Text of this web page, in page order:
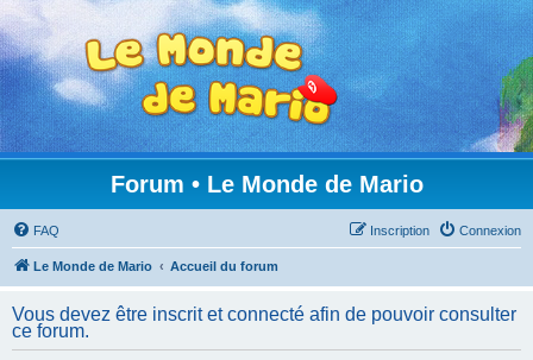
Forum • Le Monde de Mario
FAQ Connexion
Inscription
Le Monde de Mario Accueil du forum
Vous devez être inscrit et connecté afin de pouvoir consulter
ce forum.